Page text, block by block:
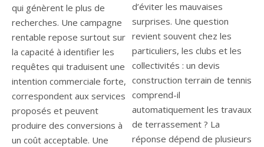
qui génèrent le plus de
recherches. Une campagne
rentable repose surtout sur
la capacité à identifier les
requêtes qui traduisent une
intention commerciale forte,
correspondent aux services
proposés et peuvent
produire des conversions à
un coût acceptable. Une
d’éviter les mauvaises
surprises. Une question
revient souvent chez les
particuliers, les clubs et les
collectivités : un devis
construction terrain de tennis
comprend-il
automatiquement les travaux
de terrassement ? La
réponse dépend de plusieurs